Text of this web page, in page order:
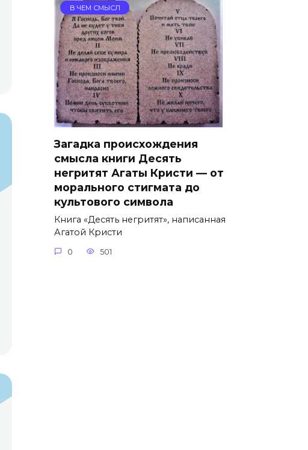
В ЧЕМ СМЫСЛ
Загадка происхождения
смысла книги Десять
негритят Агаты Кристи — от
морального стигмата до
культового символа
Книга «Десять негритят», написанная
Агатой Кристи
0 501